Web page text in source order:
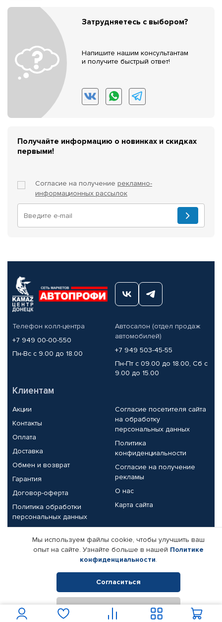
Затрудняетесь с выбором?
Напишите нашим консультантам
и получите быстрый ответ!
Получайте информацию о новинках и скидках
первыми!
Согласие на получение рекламно-
информационных рассылок
Телефон колл-центра
+7 949 00-00-550
Пн-Вс с 9.00 до 18.00
Автосалон (отдел продаж
автомобилей)
+7 949 503-45-55
Пн-Пт с 09.00 до 18.00, Сб с
9.00 до 15.00
Клиентам
Акции
Контакты
Оплата
Доставка
Обмен и возврат
Гарантия
Договор-оферта
Политика обработки
персональных данных
Согласие посетителя сайта
на обработку
персональных данных
Политика
конфиденциальности
Согласие на получение
рекламы
О нас
Карта сайта
Партнерам
Корпоративным клиентам
Поставщикам
Реквизиты компании
© КАМАЗ ЦЕНТР ДОНЕЦК, 2015-2026. Все права защищены.
Интернет-магазин автомобильных товаров Автопрофи.
Мы используем файлы cookie, чтобы улучшить ваш
опыт на сайте. Узнайте больше в нашей Политике
конфиденциальности.
Согласиться
Отклонить